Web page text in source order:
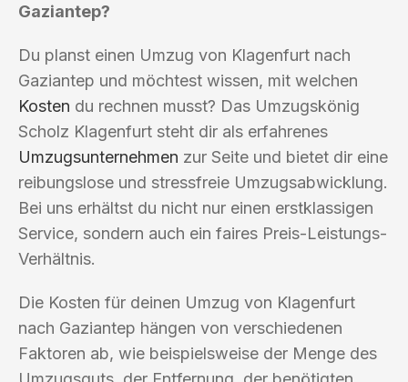
Gaziantep?
Du planst einen Umzug von Klagenfurt nach
Gaziantep und möchtest wissen, mit welchen
Kosten du rechnen musst? Das Umzugskönig
Scholz Klagenfurt steht dir als erfahrenes
Umzugsunternehmen zur Seite und bietet dir eine
reibungslose und stressfreie Umzugsabwicklung.
Bei uns erhältst du nicht nur einen erstklassigen
Service, sondern auch ein faires Preis-Leistungs-
Verhältnis.
Die Kosten für deinen Umzug von Klagenfurt
nach Gaziantep hängen von verschiedenen
Faktoren ab, wie beispielsweise der Menge des